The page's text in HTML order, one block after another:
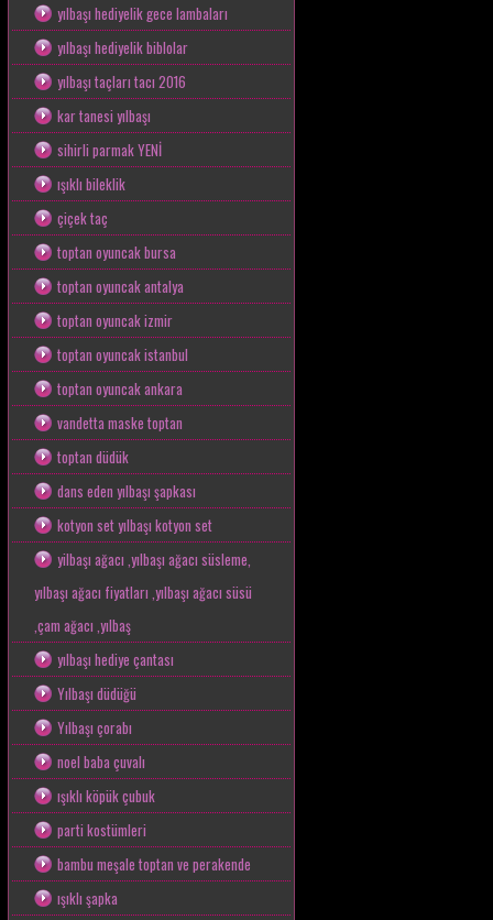
yılbaşı hediyelik gece lambaları
yılbaşı hediyelik biblolar
yılbaşı taçları tacı 2016
kar tanesi yılbaşı
sihirli parmak YENİ
ışıklı bileklik
çiçek taç
toptan oyuncak bursa
toptan oyuncak antalya
toptan oyuncak izmir
toptan oyuncak istanbul
toptan oyuncak ankara
vandetta maske toptan
toptan düdük
dans eden yılbaşı şapkası
kotyon set yılbaşı kotyon set
yilbaşı ağacı ,yılbaşı ağacı süsleme,
yılbaşı ağacı fiyatları ,yılbaşı ağacı süsü
,çam ağacı ,yılbaş
yılbaşı hediye çantası
Yılbaşı düdüğü
Yılbaşı çorabı
noel baba çuvalı
ışıklı köpük çubuk
parti kostümleri
bambu meşale toptan ve perakende
ışıklı şapka